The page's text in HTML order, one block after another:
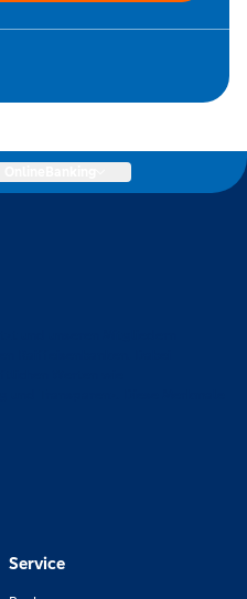
Service